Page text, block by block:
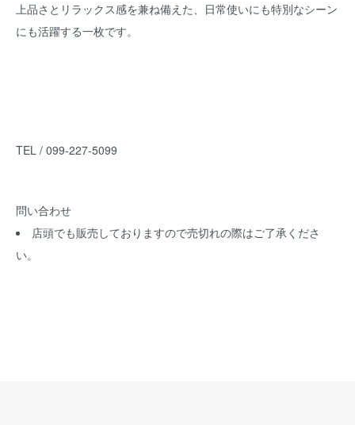
上品さとリラックス感を兼ね備えた、日常使いにも特別なシーン
にも活躍する一枚です。
TEL / 099-227-5099
問い合わせ
店頭でも販売しておりますので売切れの際はご了承くださ
い。